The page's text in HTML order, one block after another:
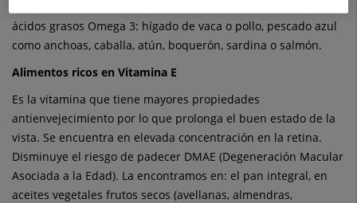
ácidos grasos Omega 3: hígado de vaca o pollo, pescado azul
como anchoas, caballa, atún, boquerón, sardina o salmón.
Alimentos ricos en Vitamina E
Es la vitamina que tiene mayores propiedades
antienvejecimiento por lo que prolonga el buen estado de la
vista. Se encuentra en elevada concentración en la retina.
Disminuye el riesgo de padecer DMAE (Degeneración Macular
Asociada a la Edad). La encontramos en: el pan integral, en
aceites vegetales frutos secos (avellanas, almendras,